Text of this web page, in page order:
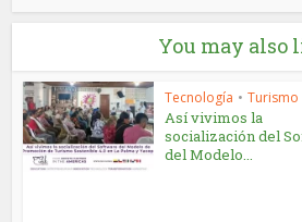
You may also
Tecnología • Turismo
Así vivimos la
socialización del
del Modelo...